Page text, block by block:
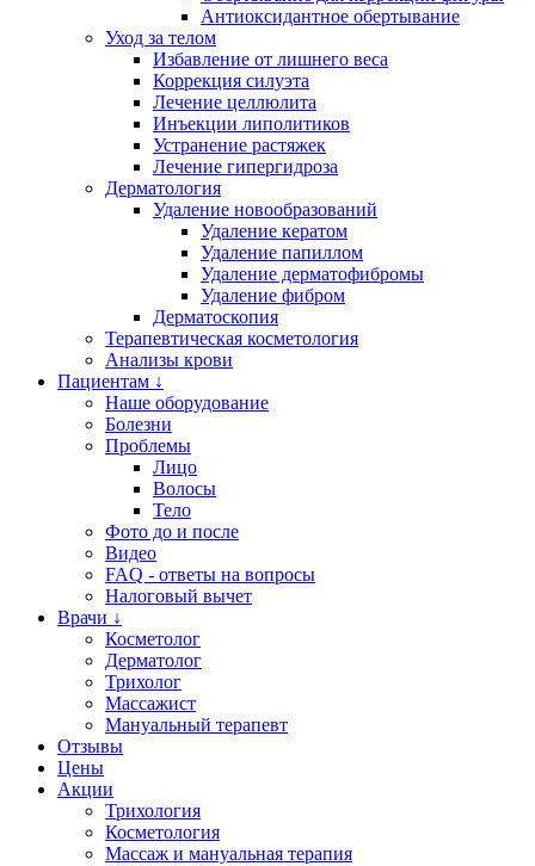
Антиоксидантное обертывание
Уход за телом
Избавление от лишнего веса
Коррекция силуэта
Лечение целлюлита
Инъекции липолитиков
Устранение растяжек
Лечение гипергидроза
Дерматология
Удаление новообразований
Удаление кератом
Удаление папиллом
Удаление дерматофибромы
Удаление фибром
Дерматоскопия
Терапевтическая косметология
Анализы крови
Пациентам ↓
Наше оборудование
Болезни
Проблемы
Лицо
Волосы
Тело
Фото до и после
Видео
FAQ - ответы на вопросы
Налоговый вычет
Врачи ↓
Косметолог
Дерматолог
Трихолог
Массажист
Мануальный терапевт
Отзывы
Цены
Акции
Трихология
Косметология
Массаж и мануальная терапия